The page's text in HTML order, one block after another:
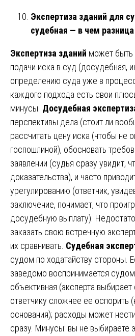
Экспертиза зданий для
судебная — в чем разница
Экспертиза зданий может быть
подачи иска в суд (досудебная,
определению суда уже в
каждого подхода есть свои
минусы. Досудебная
перспективы дела (стоит ли
рассчитать цену иска (чтобы не
госпошлиной), обосновать
заявлении (судья сразу увидит,
доказательства), и часто
урегулированию (ответчик,
заключение, понимает, что
досудебную выплату).
заказать свою встречную
их сравнивать. Судебная
судом по ходатайству стороны.
заведомо воспринимается
объективная (эксперта выбирает
ответчику сложнее ее оспорить
основания); расходы может
сразу. Минусы: вы не выбираете